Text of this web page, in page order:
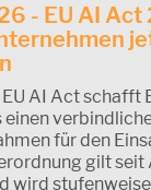
- EU AI Act
AI Act schafft
einen
für den
gilt seit
wird stufenweise